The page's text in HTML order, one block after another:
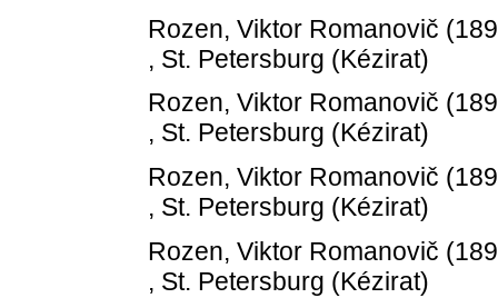
Rozen, Viktor Romanovič
, St. Petersburg (Kézirat)
Rozen, Viktor Romanovič
, St. Petersburg (Kézirat)
Rozen, Viktor Romanovič
, St. Petersburg (Kézirat)
Rozen, Viktor Romanovič
, St. Petersburg (Kézirat)